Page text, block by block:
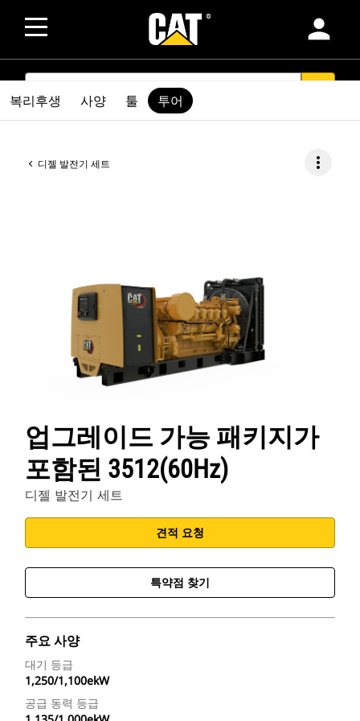
person
SEARCH
디젤 발전기 세트 more_vert
업그레이드 가능 패키지가
포함된 3512(60Hz)
디젤 발전기 세트
견적 요청
특약점 찾기
주요 사양
대기 등급
1,250/1,100ekW
공급 동력 등급
복리후생 사양 툴 투어